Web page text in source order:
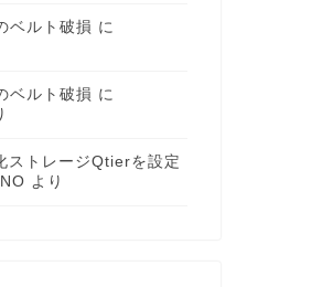
ベルト破損 に
ベルト破損 に
ストレージQtierを設定
より